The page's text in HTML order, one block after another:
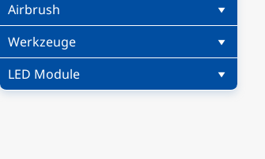
Airbrush
Werkzeuge
LED Module